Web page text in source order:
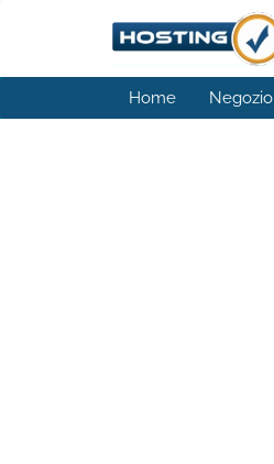
Home Negozio